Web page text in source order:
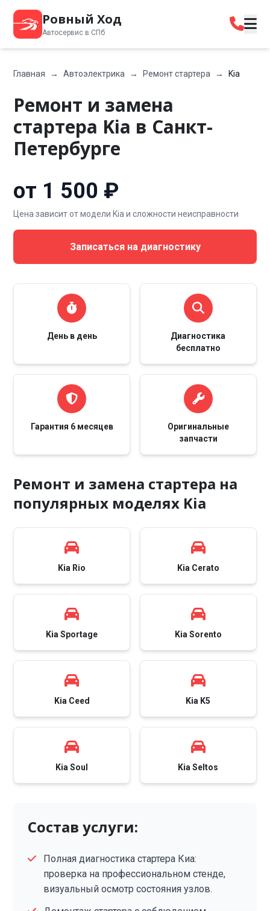
Ровный Ход
Автосервис в СПб
Главная → Автоэлектрика → Ремонт стартера → Kia
Ремонт и замена
стартера Kia в Санкт-
Петербурге
от 1 500 ₽
Цена зависит от модели Kia и сложности неисправности
Записаться на диагностику
День в день
Диагностика
бесплатно
Гарантия 6 месяцев
Оригинальные
запчасти
Ремонт и замена стартера на
популярных моделях Kia
Kia Rio Kia Cerato
Kia Sportage Kia Sorento
Kia Ceed Kia K5
Kia Soul Kia Seltos
Состав услуги:
Полная диагностика стартера Киа:
проверка на профессиональном стенде,
визуальный осмотр состояния узлов.